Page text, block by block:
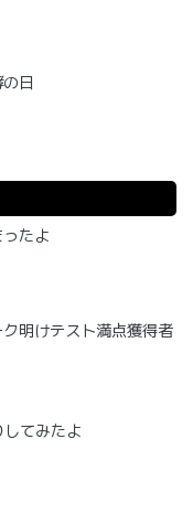
日
たよ
明けテスト満点獲得者
てみたよ